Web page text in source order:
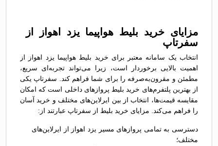
مزایای خرید بلیط هواپیما یزد اهواز از
سفرتاپ
انتخاب یک سامانه معتبر برای خرید بلیط هواپیما یزد اهواز از
اهمیت بالایی برخوردار است، زیرا می‌تواند تجربه‌ای سریع،
مطمئن و مقرون‌به‌صرفه را برای شما فراهم کند. سفرتاپ یکی
از بهترین پلتفرم‌های خرید بلیط پروازهای داخلی است که امکان
مقایسه قیمت‌ها، انتخاب از بین ایرلاین‌های مختلف و خرید آسان
را فراهم می‌کند. مزایای خرید بلیط از سفرتاپ عبارتند از:
دسترسی به تمامی پروازهای مسیر یزد اهواز از ایرلاین‌های
مختلف؛